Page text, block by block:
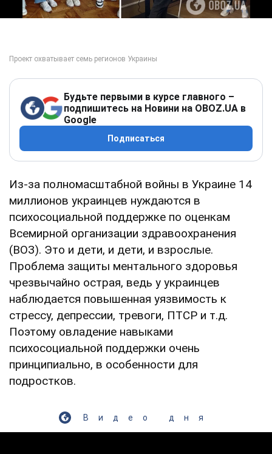
Будьте первыми в курсе главного –
подпишитесь на Новини на OBOZ.UA в
Google
Подписаться
Из-за полномасштабной войны в Украине 14
миллионов украинцев нуждаются в
психосоциальной поддержке по оценкам
Всемирной организации здравоохранения
(ВОЗ). Это и дети, и дети, и взрослые.
Проблема защиты ментального здоровья
чрезвычайно острая, ведь у украинцев
наблюдается повышенная уязвимость к
стрессу, депрессии, тревоги, ПТСР и т.д.
Поэтому овладение навыками
психосоциальной поддержки очень
принципиально, в особенности для
подростков.
Видео дня